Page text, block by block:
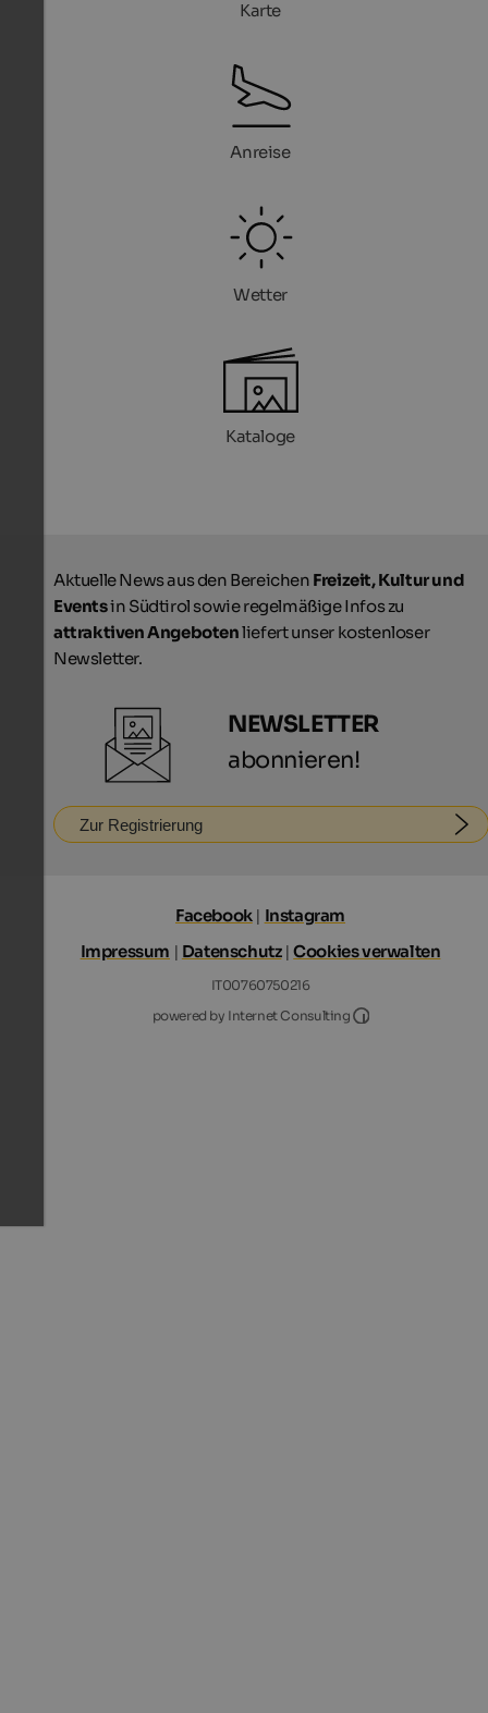
Karte
Anreise
Wetter
Kataloge
Aktuelle News aus den Bereichen Freizeit, Kultur und
Eventsin Südtirol sowie regelmäßige Infos zu
attraktiven Angebotenliefert unser kostenloser
Newsletter.
NEWSLETTER
abonnieren!
Zur Registrierung
Facebook | Instagram
Impressum | Datenschutz|Cookies verwalten
IT00760750216
powered by Internet Consulting
Internet